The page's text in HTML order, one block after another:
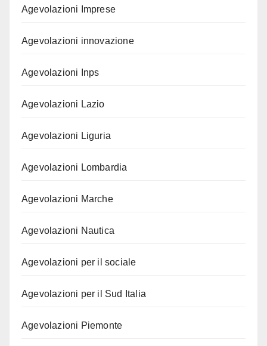
Agevolazioni Imprese
Agevolazioni innovazione
Agevolazioni Inps
Agevolazioni Lazio
Agevolazioni Liguria
Agevolazioni Lombardia
Agevolazioni Marche
Agevolazioni Nautica
Agevolazioni per il sociale
Agevolazioni per il Sud Italia
Agevolazioni Piemonte